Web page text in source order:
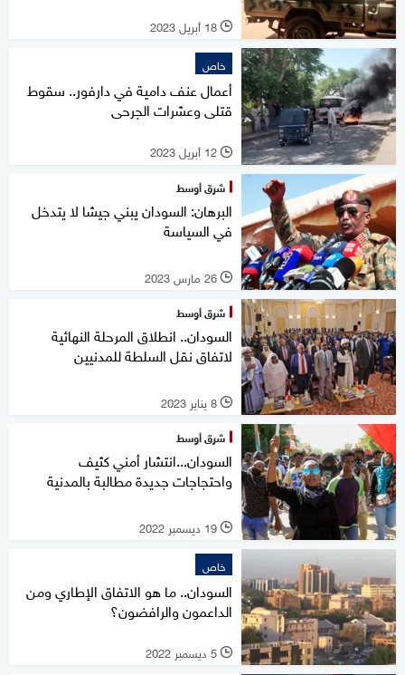
l 18 أبريل 2023
خاص
أعمال عنف دامية في دارفور.. سقوط
قتلى وعشرات الجرحى
l 12 أبريل 2023
شرق أوسط
البرهان: السودان يبني جيشا لا يتدخل
في السياسة
l 26 مارس 2023
شرق أوسط
السودان.. انطلاق المرحلة النهائية
لاتفاق نقل السلطة للمدنيين
l 8 يناير 2023
شرق أوسط
السودان...انتشار أمني كثيف
واحتجاجات جديدة مطالبة بالمدنية
l 19 ديسمبر 2022
خاص
السودان.. ما هو الاتفاق الإطاري ومن
الداعمون والرافضون؟
l 5 ديسمبر 2022